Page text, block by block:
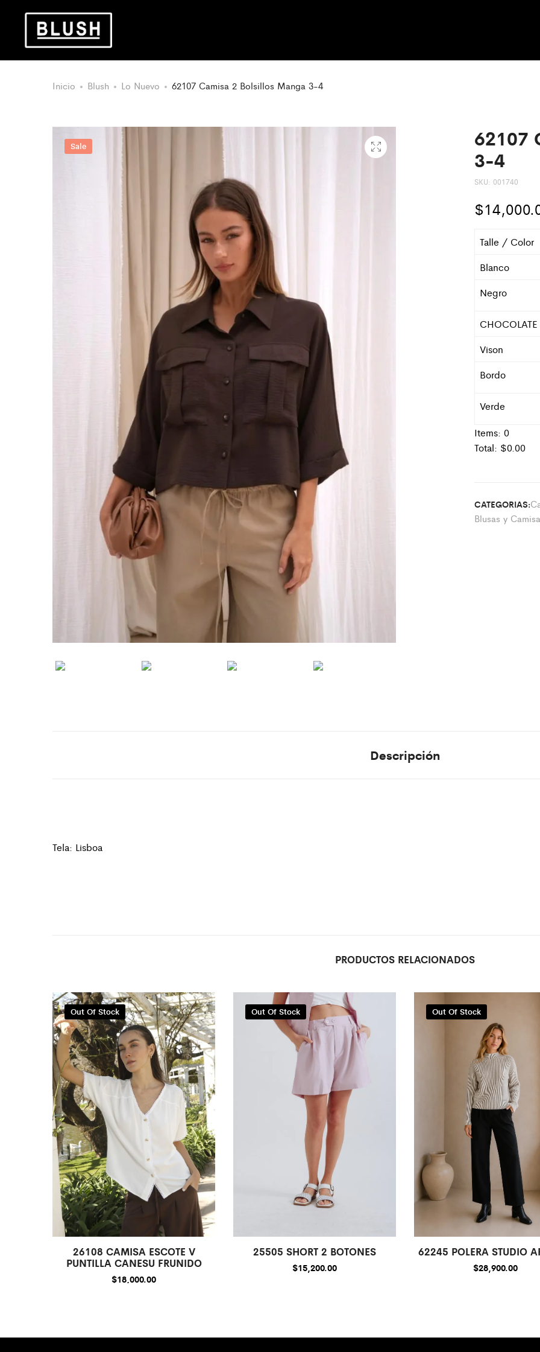
Inicio Blush Lo Nuevo 62107 Camisa 2 Bolsillos Manga 3-4
Sale
62107
3-4
SKU: 001740
$
Talle / Color
Blanco
Negro
CHOCOLATE
Vison
Bordo
Verde
Items: 0
Total: $0.00
CATEGORIAS:
Blusas y
Descripción
Tela: Lisboa
PRODUCTOS RELACIONADOS
Out Of Stock
26108 CAMISA ESCOTE V
PUNTILLA CANESU FRUNIDO
$18,000.00
Out Of Stock
25505 SHORT 2 BOTONES
$15,200.00
Out Of Stock
62245 POLERA STUDIO
$28,900.00